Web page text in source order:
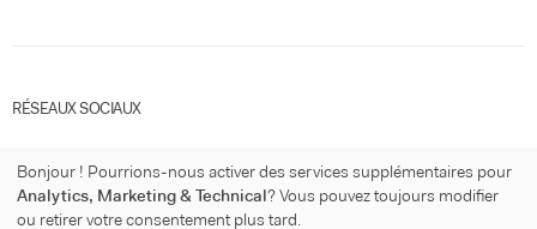
RÉSEAUX SOCIAUX
Bonjour ! Pourrions-nous activer des services supplémentaires pour
Analytics, Marketing & Technical? Vous pouvez toujours modifier
ou retirer votre consentement plus tard.